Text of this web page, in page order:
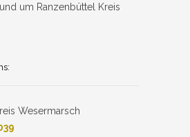
um Ranzenbüttel Kreis
Wesermarsch